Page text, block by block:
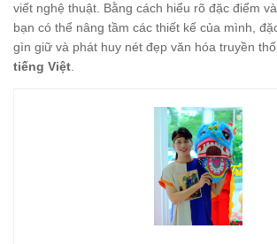
viết nghệ thuật. Bằng cách hiểu rõ đặc điểm
bạn có thể nâng tầm các thiết kế của mình,
gìn giữ và phát huy nét đẹp văn hóa truyền
tiếng Việt.